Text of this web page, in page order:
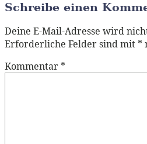
Schreibe einen
Deine E-Mail-Adresse wird
Erforderliche Felder sind mit *
Kommentar *